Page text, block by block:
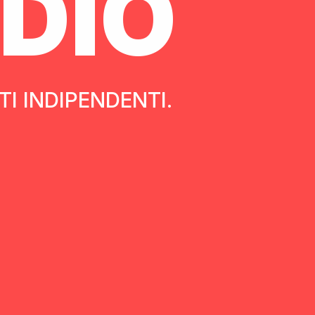
INDIPENDENTI.